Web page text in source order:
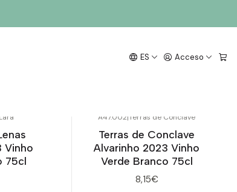
ES Acceso
Vinho
75cl
A47.002| Terras de Conclave
Terras de Conclave
Alvarinho 2023 Vinho
Verde Branco 75cl
8,15€